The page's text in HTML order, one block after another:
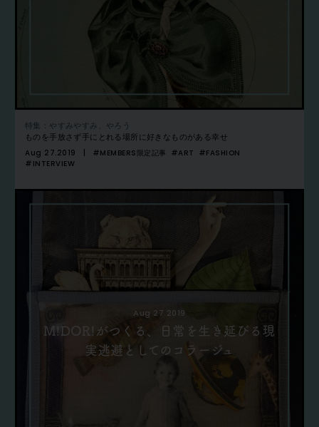
特集：やすみやすみ、やろう
ものを手放さず手にとれる場所に好きなものがある幸せ
Aug 27.2019
#MEMBERS限定記事 #ART #FASHION
#INTERVIEW
Aug 27.2019
M!DOR!がつくる、日常を生き延びる現
実逃避としてのコラージュ